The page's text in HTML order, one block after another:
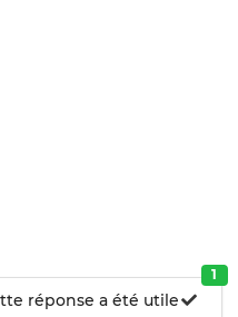
réponse a été utile
1